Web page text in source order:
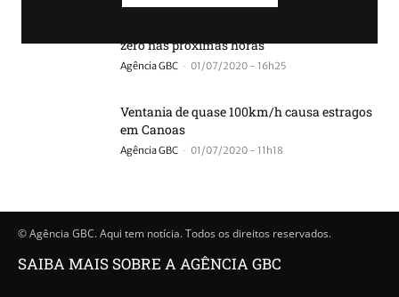
zero nas próximas horas
Agência GBC - 01/07/2020 - 16h25
Ventania de quase 100km/h causa estragos
em Canoas
Agência GBC - 01/07/2020 - 11h18
© Agência GBC. Aqui tem notícia. Todos os direitos reservados.
SAIBA MAIS SOBRE A AGÊNCIA GBC